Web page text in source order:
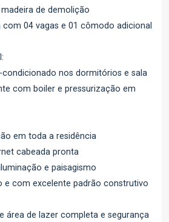
de demolição
com 04 vagas e 01 cômodo adicional
condicionado nos dormitórios e sala
com boiler e pressurização em
em toda a residência
cabeada pronta
e paisagismo
e com excelente padrão construtivo
área de lazer completa e segurança